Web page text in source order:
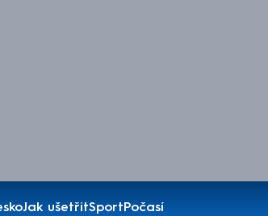
Jak ušetřitSportPočasí